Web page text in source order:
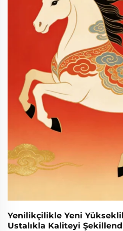
Yenilikçilikle Yeni
Ustalıkla Kaliteyi